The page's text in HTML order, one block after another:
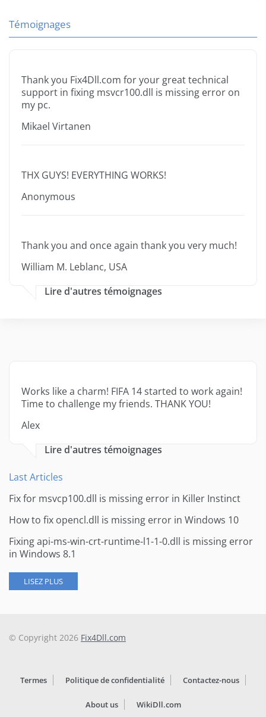
Témoignages
Thank you Fix4Dll.com for your great technical
support in fixing msvcr100.dll is missing error on
my pc.
Mikael Virtanen
THX GUYS! EVERYTHING WORKS!
Anonymous
Thank you and once again thank you very much!
William M. Leblanc, USA
Lire d'autres témoignages
Works like a charm! FIFA 14 started to work again!
Time to challenge my friends. THANK YOU!
Alex
Lire d'autres témoignages
Last Articles
Fix for msvcp100.dll is missing error in Killer Instinct
How to fix opencl.dll is missing error in Windows 10
Fixing api-ms-win-crt-runtime-l1-1-0.dll is missing error
in Windows 8.1
LISEZ PLUS
© Copyright 2026 Fix4Dll.com
Termes Politique de confidentialité Contactez-nous
About us WikiDll.com